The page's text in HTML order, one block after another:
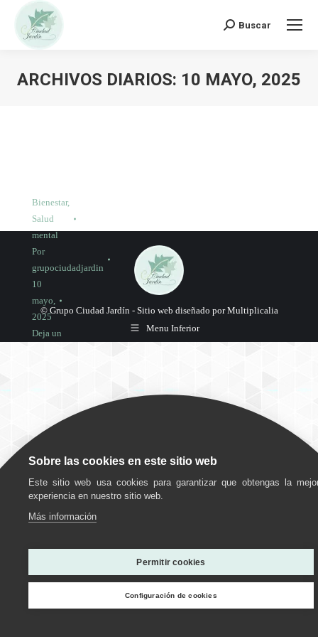
Buscar:
Buscar
ARCHIVOS DIARIOS: 10 MAYO, 2025
Bienestar,
Salud
mental
Por
grupociudadjardin
10
mayo,
2025
Deja un
© Grupo Ciudad Jardín - Sitio web diseñado por Multiplicalia
Menu Inferior
Utilizamos cookies para ofrecerte la mejor experiencia en
Puedes aprender más sobre qué cookies utilizamos o
desactivarlas en losajustes.
Sobre las cookies en este sitio web
Este sitio web usa cookies para garantizar que obtengas la
experiencia en nuestro sitio web.
Más información
Permitir cookies
Configuración de cookies